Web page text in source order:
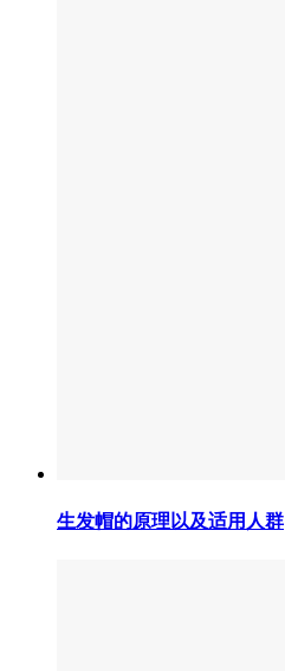
生发帽的原理以及适用人群